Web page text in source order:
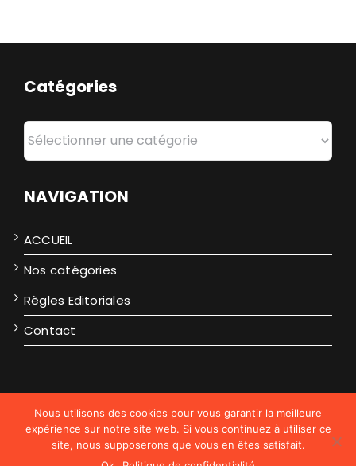
Catégories
Catégories
NAVIGATION
ACCUEIL
Nos catégories
Règles Editoriales
Contact
2026
Politique de confidentialité
Nous utilisons des cookies pour vous garantir la meilleure
expérience sur notre site web. Si vous continuez à utiliser ce
site, nous supposerons que vous en êtes satisfait.